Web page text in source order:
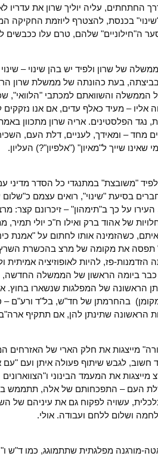
החתחתים, עליה יוליך שרון את עדריו
בכנסת, להצטרף ליוזמת החקיקה
ה"חילוניים" שלהם, טרם עלו
של שרון ולפיד יש בהן שינוי –
בעת כהונתה של ממשלת שרון
הממשלה והשוואתם למכתבי "הלוואי",
אליו – מעיד כאלף עדים, אם אנו
נגד הפלסטינים. אריה שרון מתכוון
מחד – ומאידך, לעניים, דלת העם,
שאינו שייך ל"מאיון" ("אלפיון"?) העליון.
"משובצת" במתנגדי כל הסדר מדיני
בסיעת "שינוי", רואים עצמם
העירו על כך ב"תימהון" – זיכרונם
של אהוד ברק ואילו ח"כ יולי תמיר,
כשהזמינה אותו לחתום על "אמנת
תפסה את מקומה של מרצ בהכשרת
הזדמנות-פז, להיות לאופוזיציה
כבר ביומה הראשון של הממשלה
הראשונה של המפלגות שנשארו בחוץ.
בהחרמתן של חד"ש, בל"ד ורע"ם –
הראשונה שתינתן להן, אם תתקיף
מייצגות את חלק הארי של האזרחים
חשוב, לגבש שיתוף פעולה איתן ועם
מייצגות את המעמד הבינוני
העם – התפכחותם של אלה, תתממש
עשויה לפקוח גם את עיניהם של
ושלום ללחם ועבודה. אולי.
מורגנה מפלגתית שתתמוגג, כמו ד"ש